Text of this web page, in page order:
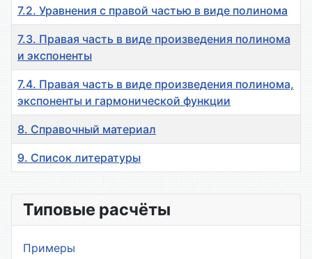
7.2. Уравнения с правой частью в виде полинома
7.3. Правая часть в виде произведения полинома
и экспоненты
7.4. Правая часть в виде произведения полинома,
экспоненты и гармонической функции
8. Справочный материал
9. Список литературы
Типовые расчёты
Примеры